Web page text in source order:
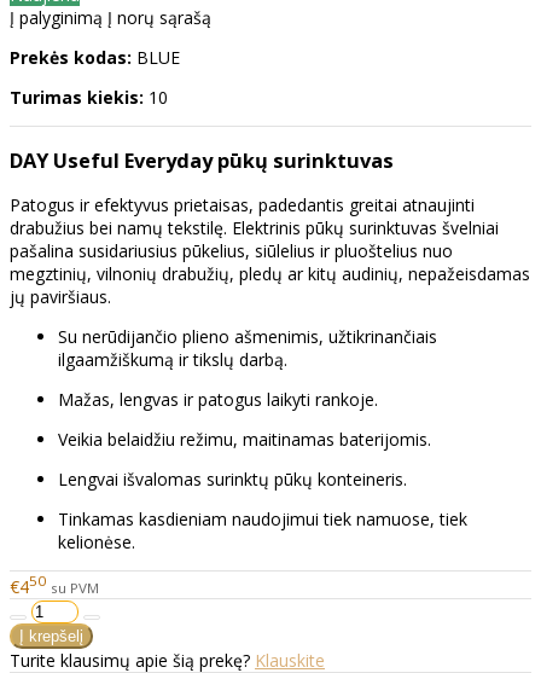
Į palyginimą Į norų sąrašą
Prekės kodas: BLUE
Turimas kiekis: 10
DAY Useful Everyday pūkų surinktuvas
Patogus ir efektyvus prietaisas, padedantis greitai atnaujinti
drabužius bei namų tekstilę. Elektrinis pūkų surinktuvas švelniai
pašalina susidariusius pūkelius, siūlelius ir pluoštelius nuo
megztinių, vilnonių drabužių, pledų ar kitų audinių, nepažeisdamas
jų paviršiaus.
Su nerūdijančio plieno ašmenimis, užtikrinančiais
ilgaamžiškumą ir tikslų darbą.
Mažas, lengvas ir patogus laikyti rankoje.
Veikia belaidžiu režimu, maitinamas baterijomis.
Lengvai išvalomas surinktų pūkų konteineris.
Tinkamas kasdieniam naudojimui tiek namuose, tiek
kelionėse.
€450 su PVM
Turite klausimų apie šią prekę? Klauskite